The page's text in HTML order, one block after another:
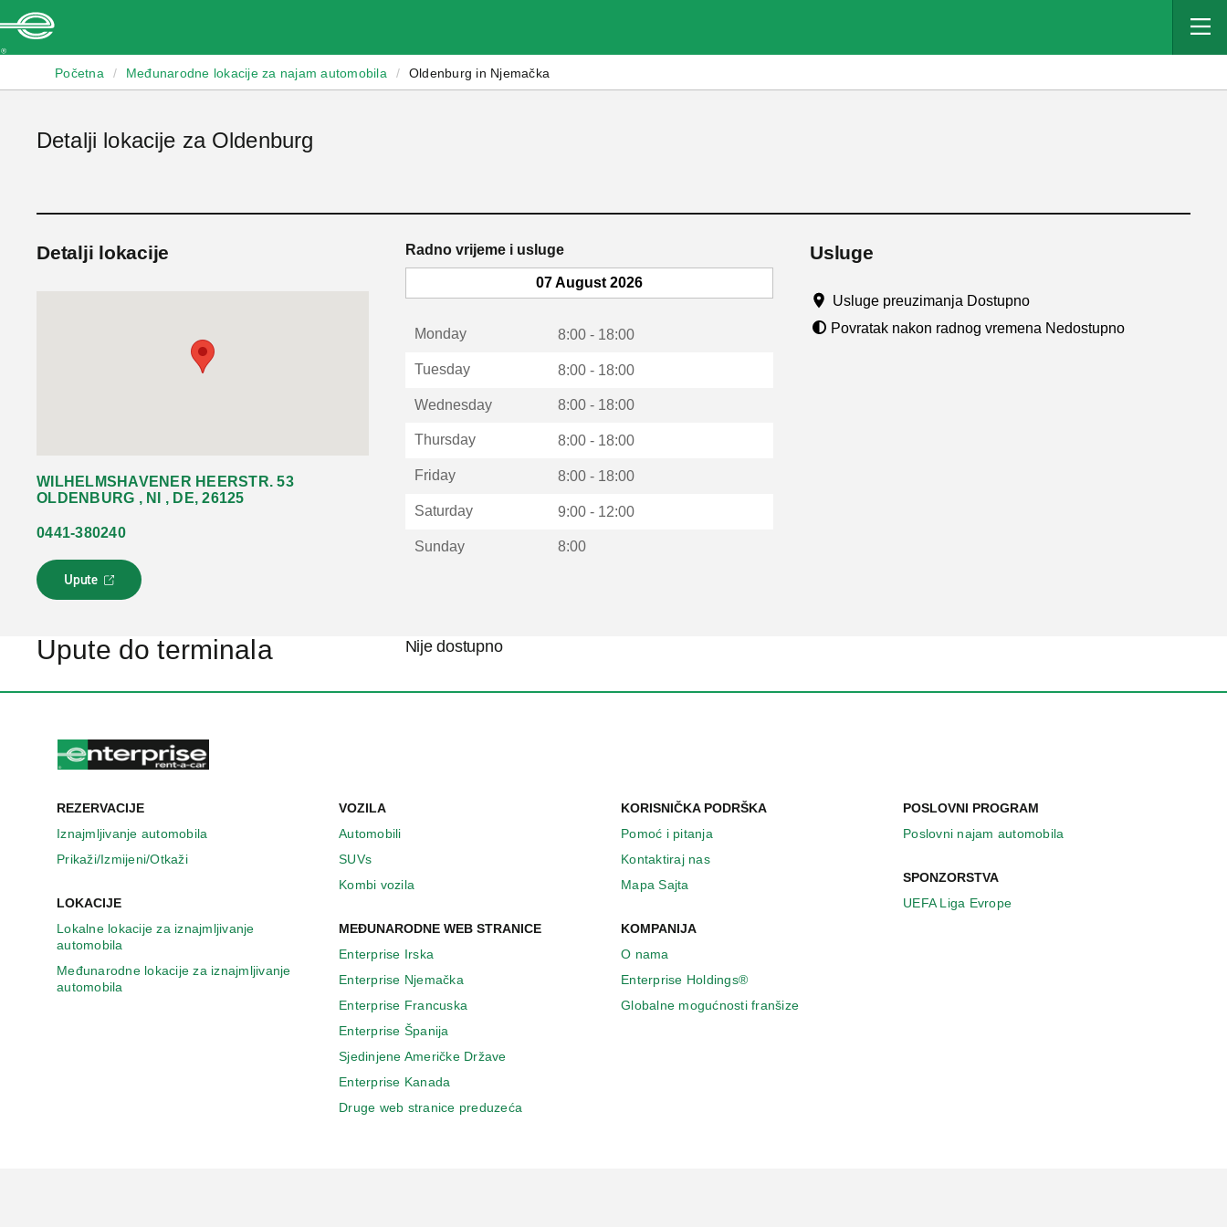
Početna / Međunarodne lokacije za najam automobila / Oldenburg in Njemačka
Detalji lokacije za Oldenburg
Detalji lokacije
WILHELMSHAVENER HEERSTR. 53
OLDENBURG , NI , DE, 26125
0441-380240
Upute
L
i
s
o
a
r
u
o
v
m
p
r
o
z
o
Radno vrijeme i usluge
07 August 2026
Monday 8:00 - 18:00
Tuesday 8:00 - 18:00
Wednesday 8:00 - 18:00
Thursday 8:00 - 18:00
Friday 8:00 - 18:00
Saturday 9:00 - 12:00
Sunday 8:00
Usluge
Usluge preuzimanja Dostupno
Povratak nakon radnog vremena Nedostupno
Upute do terminala Nije dostupno
REZERVACIJE
Iznajmljivanje automobila
Prikaži/Izmijeni/Otkaži
LOKACIJE
Lokalne lokacije za iznajmljivanje
automobila
Međunarodne lokacije za iznajmljivanje
automobila
VOZILA
Automobili
SUVs
Kombi vozila
MEĐUNARODNE WEB STRANICE
Enterprise Irska
Enterprise Njemačka
Enterprise Francuska
Enterprise Španija
Sjedinjene Američke Države
Enterprise Κanada
Druge web stranice preduzeća
KORISNIČKA PODRŠKA
Pomoć i pitanja
Kontaktiraj nas
Mapa Sajta
KOMPANIJA
O nama
Enterprise Holdings®
Globalne mogućnosti franšize
POSLOVNI PROGRAM
Poslovni najam automobila
SPONZORSTVA
UEFA Liga Evrope